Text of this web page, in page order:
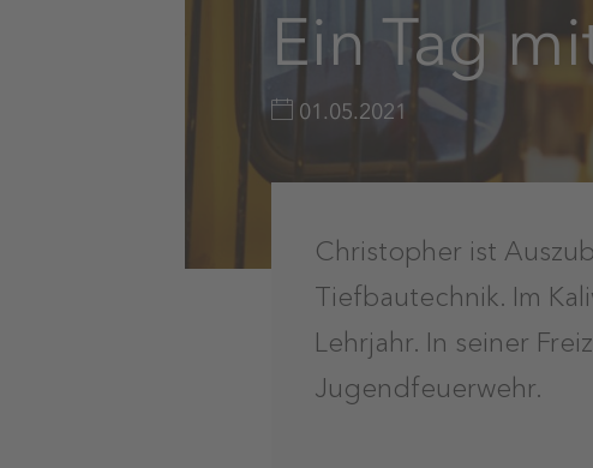
Ein Tag
01.05.2021
Christopher ist
Tiefbautechnik. Im
Lehrjahr. In seiner
Jugendfeuerwehr.